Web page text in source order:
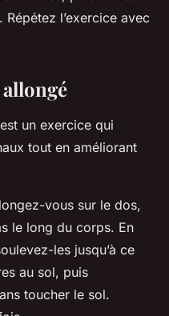
l’exercice avec
un exercice qui
tout en améliorant
vous sur le dos,
le long du corps. En
les jusqu’à ce
au sol, puis
toucher le sol.